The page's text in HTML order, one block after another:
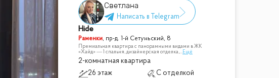
Светлана
Hide
Раменки, пр-д. 1-й Сетуньский, 8
Премиальная квартира с панорамными видами в ЖК
«Хайд» — 1 спальня, дизайнерская отделка,...Ещё
2-комнатная квартира
26 этаж
С отделкой